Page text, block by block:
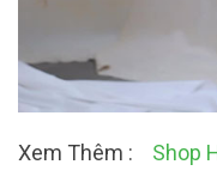
Xem Thêm : Shop